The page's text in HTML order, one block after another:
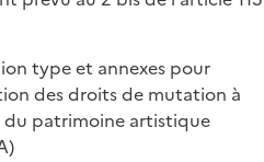
type et annexes pour
des droits de mutation à
patrimoine artistique